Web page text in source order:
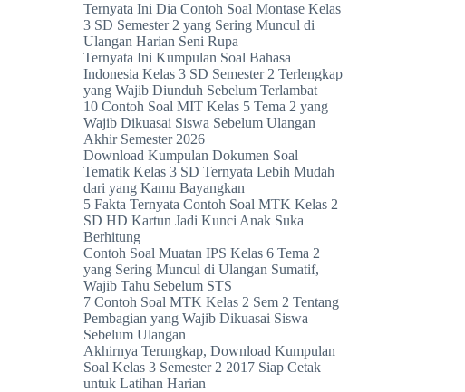
Ternyata Ini Dia Contoh Soal Montase Kelas
3 SD Semester 2 yang Sering Muncul di
Ulangan Harian Seni Rupa
Ternyata Ini Kumpulan Soal Bahasa
Indonesia Kelas 3 SD Semester 2 Terlengkap
yang Wajib Diunduh Sebelum Terlambat
10 Contoh Soal MIT Kelas 5 Tema 2 yang
Wajib Dikuasai Siswa Sebelum Ulangan
Akhir Semester 2026
Download Kumpulan Dokumen Soal
Tematik Kelas 3 SD Ternyata Lebih Mudah
dari yang Kamu Bayangkan
5 Fakta Ternyata Contoh Soal MTK Kelas 2
SD HD Kartun Jadi Kunci Anak Suka
Berhitung
Contoh Soal Muatan IPS Kelas 6 Tema 2
yang Sering Muncul di Ulangan Sumatif,
Wajib Tahu Sebelum STS
7 Contoh Soal MTK Kelas 2 Sem 2 Tentang
Pembagian yang Wajib Dikuasai Siswa
Sebelum Ulangan
Akhirnya Terungkap, Download Kumpulan
Soal Kelas 3 Semester 2 2017 Siap Cetak
untuk Latihan Harian